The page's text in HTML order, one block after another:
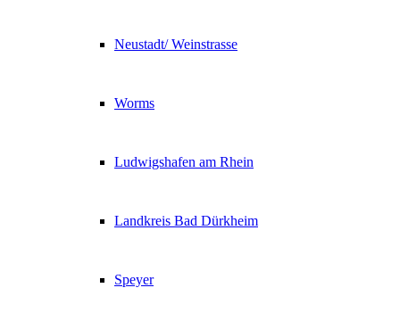
Neustadt/ Weinstrasse
Worms
Ludwigshafen am Rhein
Landkreis Bad Dürkheim
Speyer